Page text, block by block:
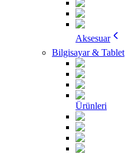
Aksesuar
Bilgisayar & Tablet
Ürünleri